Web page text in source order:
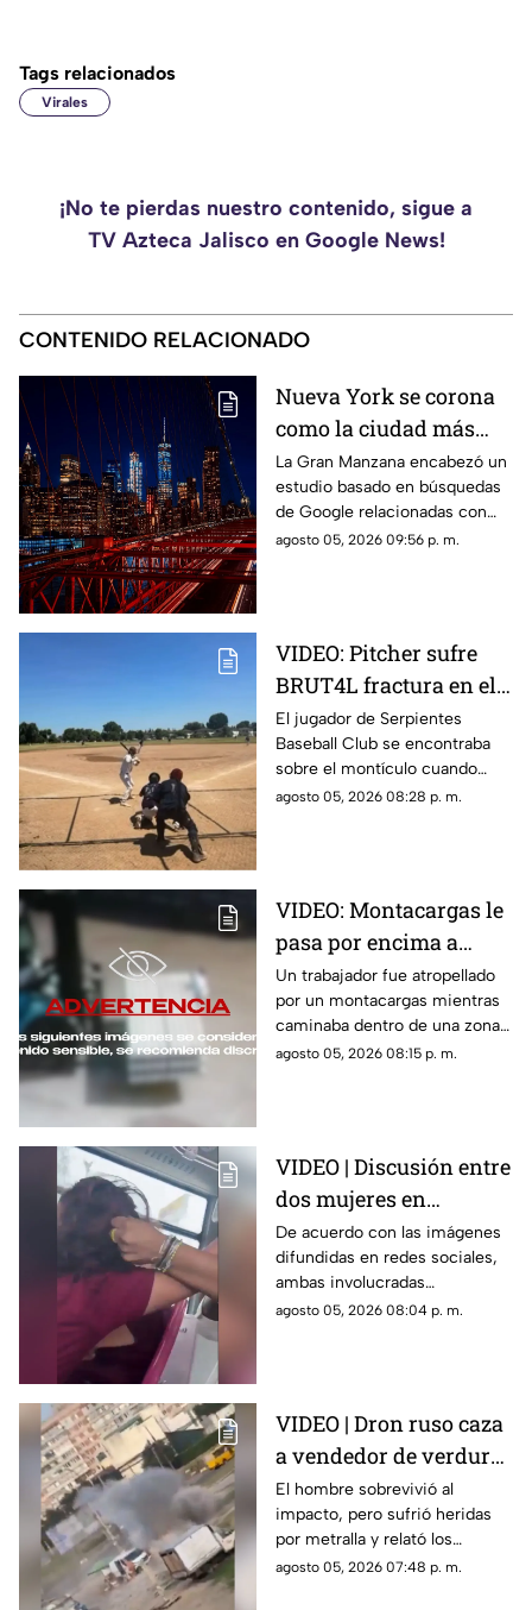
Tags relacionados
Virales
¡No te pierdas nuestro contenido, sigue a
TV Azteca Jalisco en Google News!
CONTENIDO RELACIONADO
Nueva York se corona
como la ciudad más
romántica de Estados
Unidos
La Gran Manzana encabezó un
estudio basado en búsquedas
de Google relacionadas con
citas, restaurantes, propuestas
agosto 05, 2026 09:56 p. m.
VIDEO: Pitcher sufre
BRUT4L fractura en el
brazo mientras lanzaba
El jugador de Serpientes
Baseball Club se encontraba
sobre el montículo cuando
inició el movimiento para
agosto 05, 2026 08:28 p. m.
VIDEO: Montacargas le
pasa por encima a
trabajador dentro de
una bodega
Un trabajador fue atropellado
por un montacargas mientras
caminaba dentro de una zona
de trabajo; cámaras de
agosto 05, 2026 08:15 p. m.
VIDEO | Discusión entre
dos mujeres en
transporte público
termina en jalones de
cabello
De acuerdo con las imágenes
difundidas en redes sociales,
ambas involucradas
comenzaron a intercambiar
agosto 05, 2026 08:04 p. m.
VIDEO | Dron ruso caza
a vendedor de verduras
en Ucrania y le arroja
un explosivo
El hombre sobrevivió al
impacto, pero sufrió heridas
por metralla y relató los
momentos de terror antes de
agosto 05, 2026 07:48 p. m.